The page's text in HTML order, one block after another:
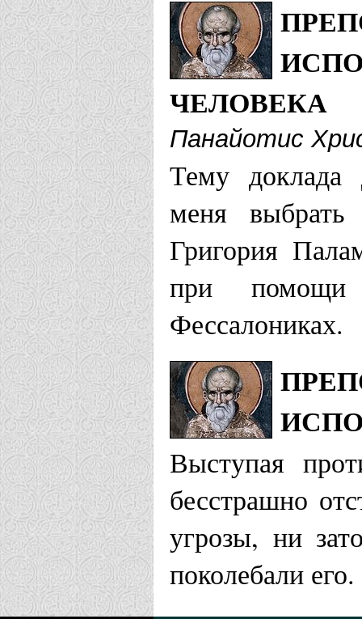
ЧЕЛОВЕКА
Панайотис
Тему доклада
меня выбрать
Григория
при
Фессалониках.
Выступая
бесстрашно
угрозы, ни
поколебали его.